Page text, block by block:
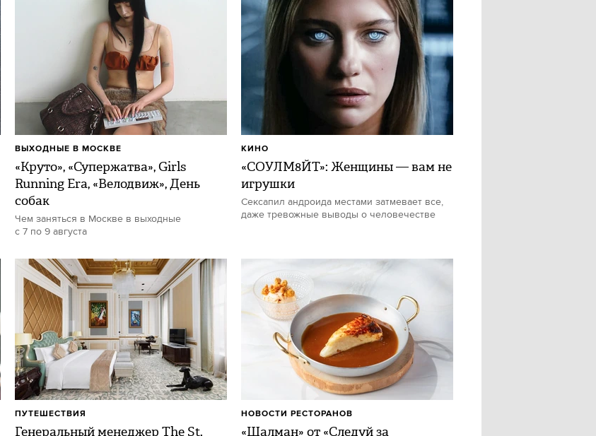
«Круто», «Супержатва», Girls
Running Era, «Велодвиж», День
собак
Чем заняться в Москве в выходные
с 7 по 9 августа
ВЫХОДНЫЕ В МОСКВЕ
«СОУЛМ8ЙТ»: Женщины — вам не
игрушки
Сексапил андроида местами затмевает все,
даже тревожные выводы о человечестве
КИНО
Генеральный менеджер The St.
ПУТЕШЕСТВИЯ
«Шалман» от «Следуй за
НОВОСТИ РЕСТОРАНОВ